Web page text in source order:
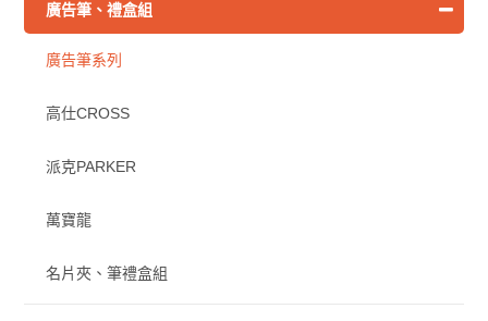
廣告筆、禮盒組
廣告筆系列
高仕CROSS
派克PARKER
萬寶龍
名片夾、筆禮盒組